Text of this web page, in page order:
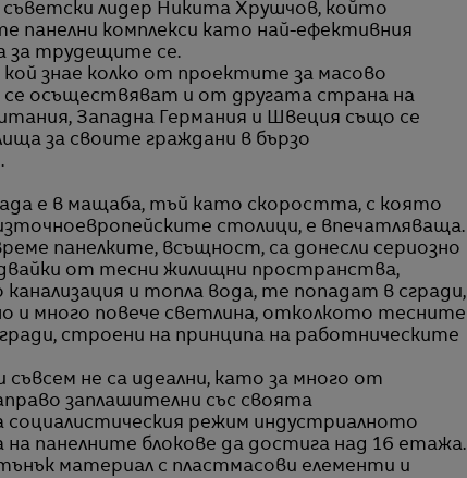
лидер Никита Хрушчов, който
панелни комплекси като най-ефективния
за трудещите се.
кой знае колко от проектите за масово
осъществяват и от другата страна на
Западна Германия и Швеция също се
за своите граждани в бързо
е в мащаба, тъй като скоростта, с която
столици, е впечатляваща.
панелките, всъщност, са донесли сериозно
от тесни жилищни пространства,
и топла вода, те попадат в сгради,
и много повече светлина, отколкото тесните
строени на принципа на работническите
не са идеални, като за много от
заплашителни със своята
режим индустриалното
панелните блокове да достига над 16 етажа.
материал с пластмасови елементи и